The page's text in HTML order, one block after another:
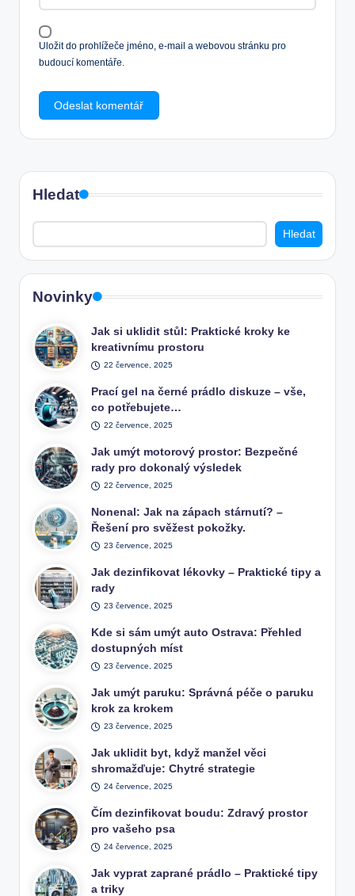
Uložit do prohlížeče jméno, e-mail a webovou stránku pro
budoucí komentáře.
Hledat
Hledat
Novinky
Jak si uklidit stůl: Praktické kroky ke
kreativnímu prostoru
22 července, 2025
Prací gel na černé prádlo diskuze – vše,
co potřebujete…
22 července, 2025
Jak umýt motorový prostor: Bezpečné
rady pro dokonalý výsledek
22 července, 2025
Nonenal: Jak na zápach stárnutí? –
Řešení pro svěžest pokožky.
23 července, 2025
Jak dezinfikovat lékovky – Praktické tipy a
rady
23 července, 2025
Kde si sám umýt auto Ostrava: Přehled
dostupných míst
23 července, 2025
Jak umýt paruku: Správná péče o paruku
krok za krokem
23 července, 2025
Jak uklidit byt, když manžel věci
shromažďuje: Chytré strategie
24 července, 2025
Čím dezinfikovat boudu: Zdravý prostor
pro vašeho psa
24 července, 2025
Jak vyprat zaprané prádlo – Praktické tipy
a triky